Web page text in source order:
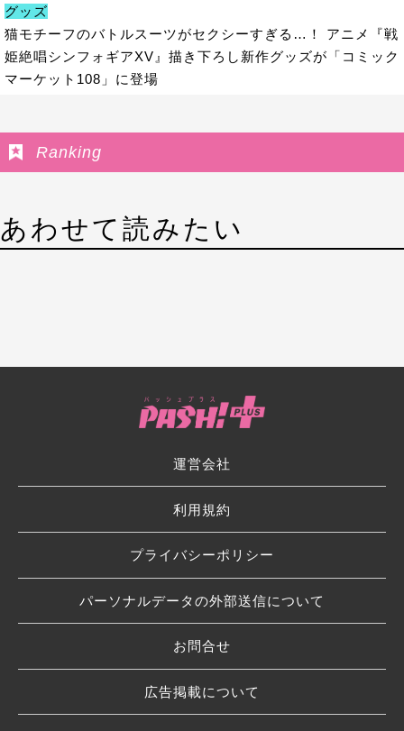
グッズ
猫モチーフのバトルスーツがセクシーすぎる…！ アニメ『戦
姫絶唱シンフォギアXV』描き下ろし新作グッズが「コミック
マーケット108」に登場
Ranking
あわせて読みたい
運営会社
利用規約
プライバシーポリシー
パーソナルデータの外部送信について
お問合せ
広告掲載について